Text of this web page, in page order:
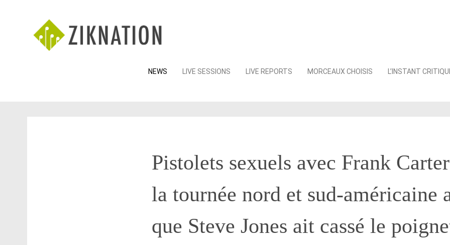
Skip
NEWS LIVE SESSIONS LIVE REPORTS MORCEAUX CHOISIS L’INSTANT
Pistolets sexuels avec Frank
la tournée nord et sud-américaine
que Steve Jones ait cassé le